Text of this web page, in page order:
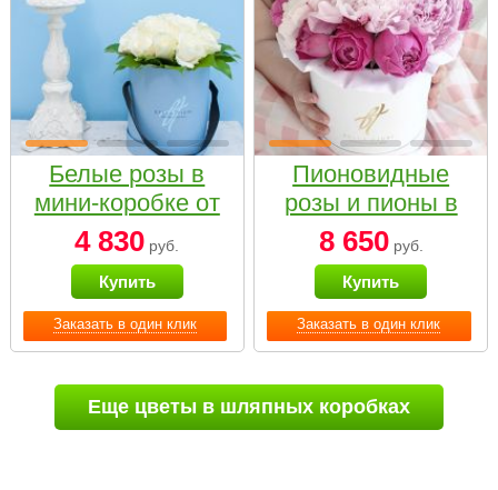
Заказать в один клик
Белые розы в
мини-коробке от
Bella Fiori
4 830 руб.
Купить
Заказать в один клик
Пионовидные
розы и пионы в
белой коробке
Small
8 650руб.
Купить
Еще цветы в шляпных коробках